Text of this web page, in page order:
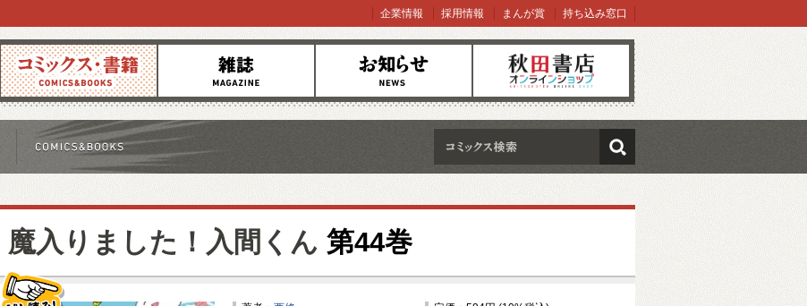
コミックス 雑誌 お知らせ オンラインショップ
企業情報 採用情報 まんが賞 持ち込み窓口
検索
魔入りました！入間くん 第44巻